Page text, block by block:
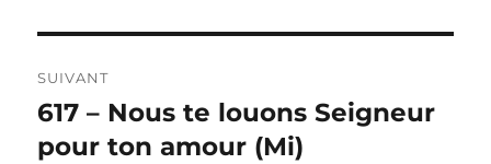
SUIVANT
Publication
suivante :
617 – Nous te louons Seigneur
pour ton amour (Mi)